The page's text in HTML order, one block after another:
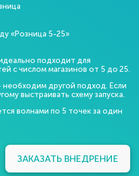
«Розница 5-25»
подходит для
с числом магазинов от 5 до 25.
необходим другой подход. Если
выстраивать схему запуска.
волнами по 5 точек за один
ЗАКАЗАТЬ ВНЕДРЕНИЕ